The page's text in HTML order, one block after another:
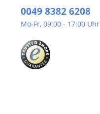
0049 8382 6208
Mo-Fr, 09:00 - 17:00 Uhr